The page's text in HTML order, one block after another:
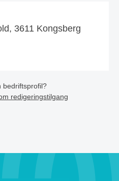
3611 Kongsberg
bedriftsprofil?
redigeringstilgang